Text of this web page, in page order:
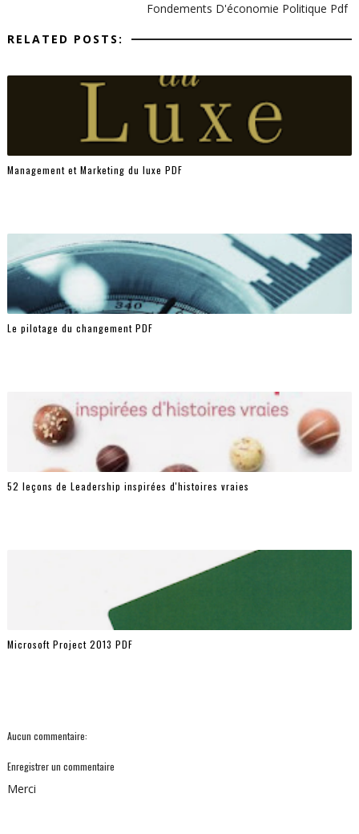
Fondements D'économie Politique Pdf
RELATED POSTS:
Management et Marketing du luxe PDF
Le pilotage du changement PDF
52 leçons de Leadership inspirées d'histoires vraies
Microsoft Project 2013 PDF
Aucun commentaire:
Enregistrer un commentaire
Merci